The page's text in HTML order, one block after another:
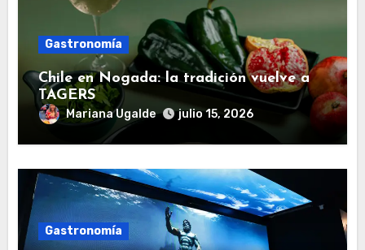
Gastronomía
Chile en Nogada: la tradición vuelve a
TAGERS
Mariana Ugalde julio 15, 2026
Gastronomía